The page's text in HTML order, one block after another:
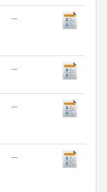
--
--
--
--